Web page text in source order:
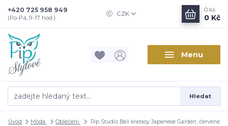
Menu
CZK
Hledat
+420 725 958 949
(Po-Pá, 9-17 hod.)
0 ks
0 Kč
Úvod Móda Oblečení Pip Studio Bali kraťasy Japanese Garden, červené